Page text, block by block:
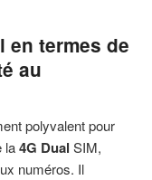
en termes de
au
polyvalent pour
la4G Dual SIM,
numéros. Il